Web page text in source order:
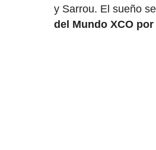
y Sarrou. El sueño
del Mundo XCO